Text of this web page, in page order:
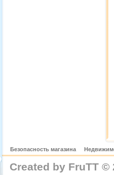
Безопасность магазина
Created by FruTT ©